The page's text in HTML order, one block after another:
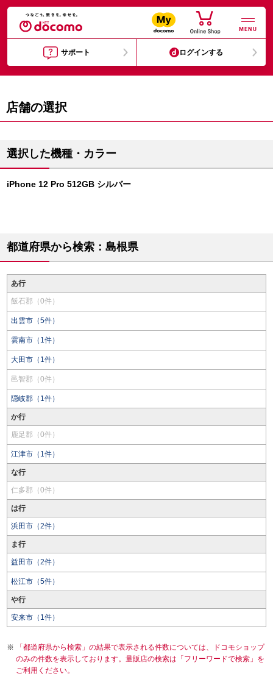
MENU
サポート ログインする
店舗の選択
選択した機種・カラー
iPhone 12 Pro 512GB シルバー
都道府県から検索：島根県
あ行
飯石郡（0件）
出雲市（5件）
雲南市（1件）
大田市（1件）
邑智郡（0件）
隠岐郡（1件）
か行
鹿足郡（0件）
江津市（1件）
な行
仁多郡（0件）
は行
浜田市（2件）
ま行
益田市（2件）
松江市（5件）
や行
安来市（1件）
「都道府県から検索」の結果で表示される件数については、ドコモショップ
のみの件数を表示しております。量販店の検索は「フリーワードで検索」を
ご利用ください。